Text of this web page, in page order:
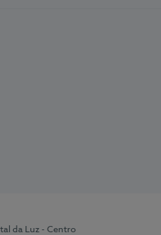
da Luz - Centro